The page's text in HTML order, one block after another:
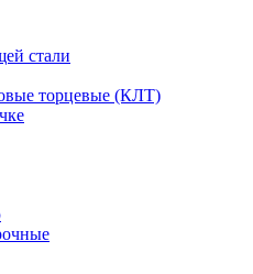
стали
торцевые (КЛТ)